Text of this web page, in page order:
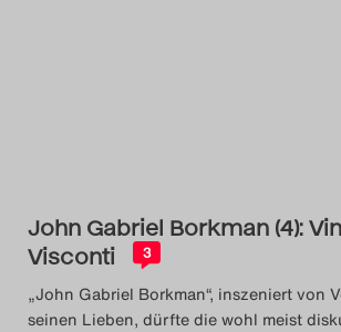
John Gabriel Borkman (4):
Visconti
3
„John Gabriel Borkman“, inszeniert von
seinen Lieben, dürfte die wohl meist